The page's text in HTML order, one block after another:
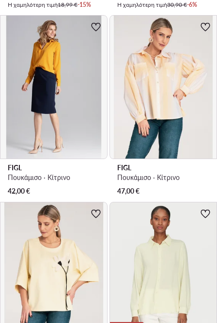
Η χαμηλότερη τιμή18,99 €-15%
Η χαμηλότερη τιμή30,90 €-6%
FIGL
Πουκάμισο · Κίτρινο
42,00€
FIGL
Πουκάμισο · Κίτρινο
47,00€